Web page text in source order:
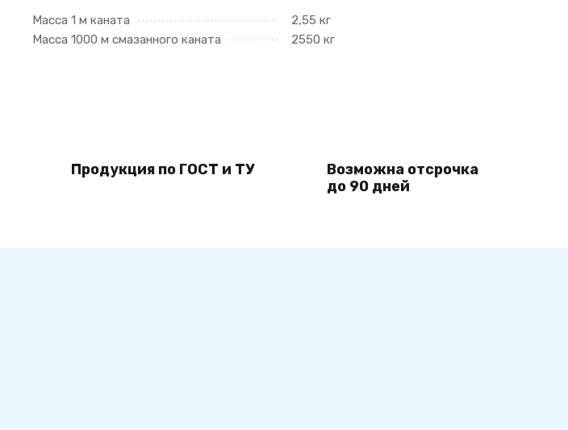
Масса 1 м каната
2,55 кг
Масса 1000 м смазанного каната
2550 кг
Продукция по ГОСТ и ТУ
Возможна отсрочка
до 90 дней